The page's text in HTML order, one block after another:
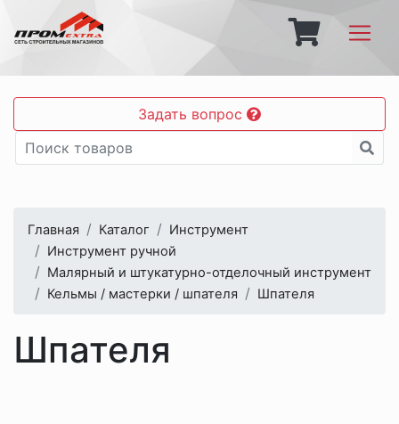
Задать вопрос
Главная Каталог
Инструмент
Инструмент ручной
Малярный и штукатурно-отделочный инструмент
Кельмы / мастерки / шпателя
Шпателя
Шпателя